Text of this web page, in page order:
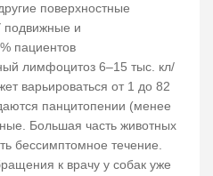
поверхностные
и
пациентов
лимфоцитоз 6–15 тыс. кл/
варьироваться от 1 до 82
панцитопении (менее
Большая часть животных
бессимптомное течение.
к врачу у собак уже